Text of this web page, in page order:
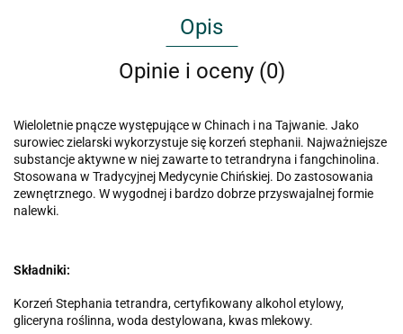
Opis
Opinie i oceny (0)
Wieloletnie pnącze występujące w Chinach i na Tajwanie. Jako
surowiec zielarski wykorzystuje się korzeń stephanii. Najważniejsze
substancje aktywne w niej zawarte to tetrandryna i fangchinolina.
Stosowana w Tradycyjnej Medycynie Chińskiej. Do zastosowania
zewnętrznego. W wygodnej i bardzo dobrze przyswajalnej formie
nalewki.
Składniki:
Korzeń Stephania tetrandra, certyfikowany alkohol etylowy,
gliceryna roślinna, woda destylowana, kwas mlekowy.